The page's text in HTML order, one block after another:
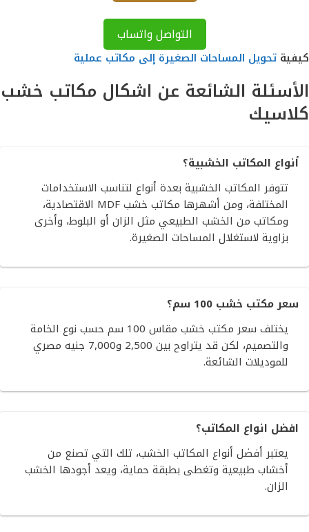
التواصل واتساب
كيفية تحويل المساحات الصغيرة إلى مكاتب عملية
الأسئلة الشائعة عن اشكال مكاتب خشب
كلاسيك
أنواع المكاتب الخشبية؟
تتوفر المكاتب الخشبية بعدة أنواع لتناسب الاستخدامات
المختلفة، ومن أشهرها مكاتب خشب MDF الاقتصادية،
ومكاتب من الخشب الطبيعي مثل الزان أو البلوط، وأخرى
بزاوية لاستغلال المساحات الصغيرة.
سعر مكتب خشب 100 سم؟
يختلف سعر مكتب خشب مقاس 100 سم حسب نوع الخامة
والتصميم، لكن قد يتراوح بين 2,500 و7,000 جنيه مصري
للموديلات الشائعة.
افضل انواع المكاتب؟
يعتبر أفضل أنواع المكاتب الخشب، تلك التي تصنع من
أخشاب طبيعية وتغطى بطبقة حماية، ويعد أجودها الخشب
الزان.